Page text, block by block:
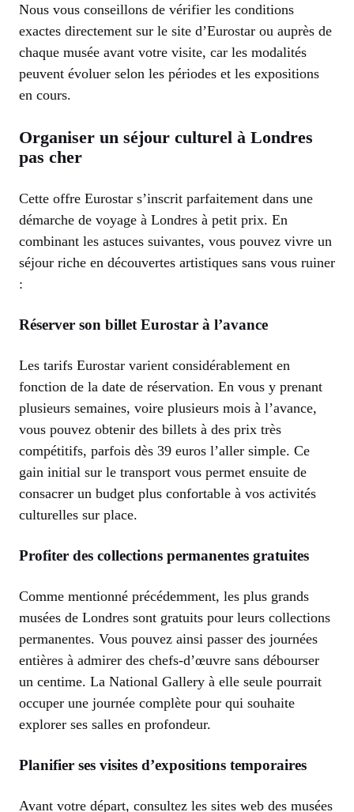
Nous vous conseillons de vérifier les conditions
exactes directement sur le site d’Eurostar ou auprès de
chaque musée avant votre visite, car les modalités
peuvent évoluer selon les périodes et les expositions
en cours.
Organiser un séjour culturel à Londres
pas cher
Cette offre Eurostar s’inscrit parfaitement dans une
démarche de voyage à Londres à petit prix. En
combinant les astuces suivantes, vous pouvez vivre un
séjour riche en découvertes artistiques sans vous ruiner
:
Réserver son billet Eurostar à l’avance
Les tarifs Eurostar varient considérablement en
fonction de la date de réservation. En vous y prenant
plusieurs semaines, voire plusieurs mois à l’avance,
vous pouvez obtenir des billets à des prix très
compétitifs, parfois dès 39 euros l’aller simple. Ce
gain initial sur le transport vous permet ensuite de
consacrer un budget plus confortable à vos activités
culturelles sur place.
Profiter des collections permanentes gratuites
Comme mentionné précédemment, les plus grands
musées de Londres sont gratuits pour leurs collections
permanentes. Vous pouvez ainsi passer des journées
entières à admirer des chefs-d’œuvre sans débourser
un centime. La National Gallery à elle seule pourrait
occuper une journée complète pour qui souhaite
explorer ses salles en profondeur.
Planifier ses visites d’expositions temporaires
Avant votre départ, consultez les sites web des musées